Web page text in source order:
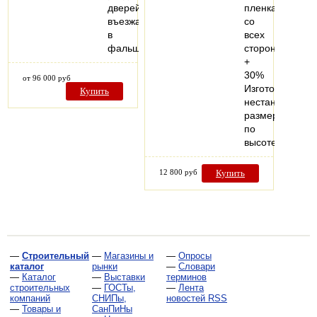
дверей,
въезжающих
в
фальшстену..
от 96 000 руб
Купить
пленка
со
всех
сторон
+
30%
Изготовление
нестандартных
размеров
по
высоте…
12 800 руб Купить
— Строительный
каталог
— Каталог
строительных
компаний
— Товары и
— Магазины и
рынки
— Выставки
— ГОСТы,
СНИПы,
СанПиНы
— Опросы
— Словари
терминов
— Лента
новостей RSS